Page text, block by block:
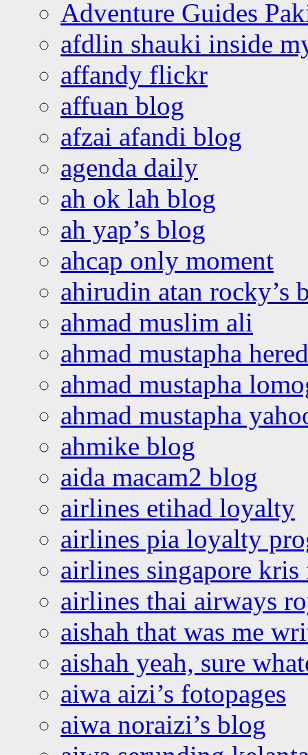
Adventure Guides
afdlin shauki inside
affandy flickr
affuan blog
afzai afandi blog
agenda daily
ah ok lah blog
ah yap’s blog
ahcap only moment
ahirudin atan rocky’s
ahmad muslim ali
ahmad mustapha
ahmad mustapha
ahmad mustapha
ahmike blog
aida macam2 blog
airlines etihad loyalty
airlines pia loyalty
airlines singapore
airlines thai airways
aishah that was me
aishah yeah, sure
aiwa aizi’s fotopages
aiwa noraizi’s blog